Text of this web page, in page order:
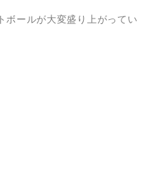
ボールが大変盛り上がってい